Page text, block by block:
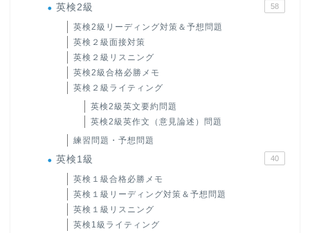
英検2級 58
英検2級リーディング対策＆予想問題
英検２級面接対策
英検２級リスニング
英検2級合格必勝メモ
英検２級ライティング
英検2級英文要約問題
英検2級英作文（意見論述）問題
練習問題・予想問題
英検1級 40
英検１級合格必勝メモ
英検１級リーディング対策＆予想問題
英検１級リスニング
英検1級ライティング